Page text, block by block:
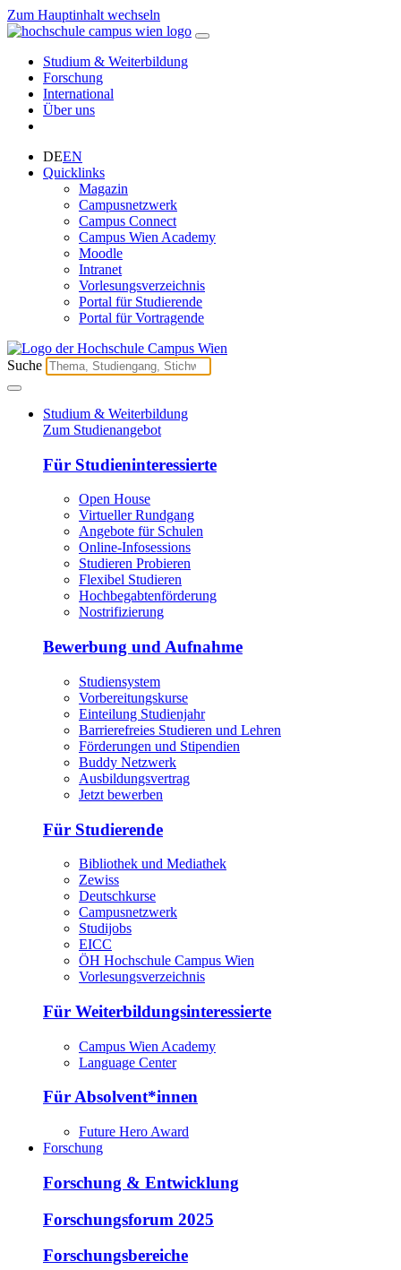
Zum Hauptinhalt wechseln
Studium & Weiterbildung
Forschung
International
Über uns
DEEN
Quicklinks
Magazin
Campusnetzwerk
Campus Connect
Campus Wien Academy
Moodle
Intranet
Vorlesungsverzeichnis
Portal für Studierende
Portal für Vortragende
Suche
Studium & Weiterbildung
Zum Studienangebot
Für Studieninteressierte
Open House
Virtueller Rundgang
Angebote für Schulen
Online-Infosessions
Studieren Probieren
Flexibel Studieren
Hochbegabtenförderung
Nostrifizierung
Bewerbung und Aufnahme
Studiensystem
Vorbereitungskurse
Einteilung Studienjahr
Barrierefreies Studieren und Lehren
Förderungen und Stipendien
Buddy Netzwerk
Ausbildungsvertrag
Jetzt bewerben
Für Studierende
Bibliothek und Mediathek
Zewiss
Deutschkurse
Campusnetzwerk
Studijobs
EICC
ÖH Hochschule Campus Wien
Vorlesungsverzeichnis
Für Weiterbildungsinteressierte
Campus Wien Academy
Language Center
Für Absolvent*innen
Future Hero Award
Forschung
Forschung & Entwicklung
Forschungsforum 2025
Forschungsbereiche